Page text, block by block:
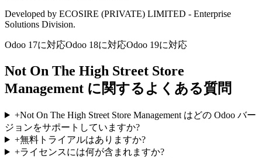
Developed by ECOSIRE (PRIVATE) LIMITED - Enterprise
Solutions Division.
Odoo 17に対応Odoo 18に対応Odoo 19に対応
Not On The High Street Store
Management に関するよくある質問
+Not On The High Street Store Management はどの Odoo バー
ジョンをサポートしていますか?
+無料トライアルはありますか?
+ライセンスには何が含まれますか?